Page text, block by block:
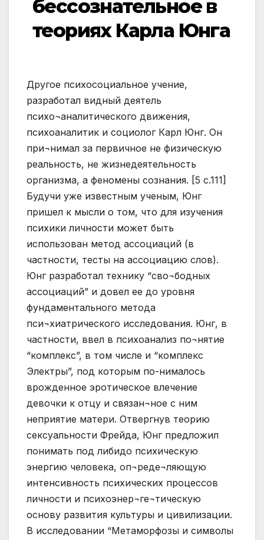
бессознательное в
теориях Карла Юнга
Другое психосоциальное учение,
разработал видный деятель
психо¬аналитического движения,
психоаналитик и социолог Карл Юнг. Он
при¬нимал за первичное не физическую
реальность, не жизнедеятельность
организма, а феномены сознания. [5 с.111]
Будучи уже известным ученым, Юнг
пришел к мысли о том, что для изучения
психики личности может быть
использован метод ассоциаций (в
частности, тесты на ассоциацию слов).
Юнг разработал технику “сво¬бодных
ассоциаций” и довел ее до уровня
фундаментального метода
пси¬хиатрического исследования. Юнг, в
частности, ввел в психоанализ по¬нятие
“комплекс”, в том числе и “комплекс
Электры”, под которым по-нималось
врожденное эротическое влечение
девочки к отцу и связан¬ное с ним
неприятие матери. Отвергнув теорию
сексуальности Фрейда, Юнг предложил
понимать под либидо психическую
энергию человека, оп¬реде¬ляющую
интенсивность психических процессов
личности и психоэнер¬ге¬тическую
основу развития культуры и цивилизации.
В исследовании “Метаморфозы и символы